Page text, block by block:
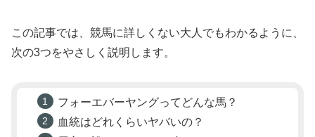
この記事では、競馬に詳しくない大人でもわかるように、
次の3つをやさしく説明します。
フォーエバーヤングってどんな馬？
血統はどれくらいヤバいの？